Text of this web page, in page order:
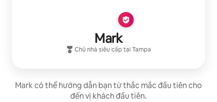
Mark
Chủ nhà siêu cấp tại Tampa
Mark có thể hướng dẫn bạn từ thắc mắc đầu tiên cho
đến vị khách đầu tiên.